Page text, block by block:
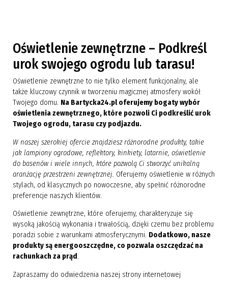
Oświetlenie zewnętrzne – Podkreśl
urok swojego ogrodu lub tarasu!
Oświetlenie zewnętrzne to nie tylko element funkcjonalny, ale
także kluczowy czynnik w tworzeniu magicznej atmosfery wokół
Twojego domu. Na Bartycka24.pl oferujemy bogaty wybór
oświetlenia zewnętrznego, które pozwoli Ci podkreślić urok
Twojego ogrodu, tarasu czy podjazdu.
W naszej szerokiej ofercie znajdziesz różnorodne produkty, takie
jak lampiony ogrodowe, reflektory, kinkiety, latarnie, oświetlenie
do basenów i wiele innych, które pozwolą Ci stworzyć unikalną
aranżację przestrzeni zewnętrznej. Oferujemy oświetlenie w różnych
stylach, od klasycznych po nowoczesne, aby spełnić różnorodne
preferencje naszych klientów.
Oświetlenie zewnętrzne, które oferujemy, charakteryzuje się
wysoką jakością wykonania i trwałością, dzięki czemu bez problemu
poradzi sobie z warunkami atmosferycznymi. Dodatkowo, nasze
produkty są energooszczędne, co pozwala oszczędzać na
rachunkach za prąd.
Zapraszamy do odwiedzenia naszej strony internetowej